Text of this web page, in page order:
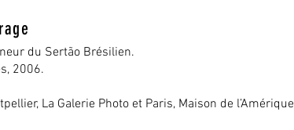
du Sertão Brésilien.
2006.
La Galerie Photo et Paris, Maison de l’Amérique